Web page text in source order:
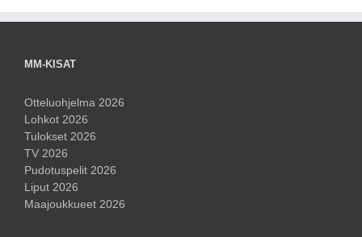
MM-KISAT
Otteluohjelma 2026
Lohkot 2026
Tulokset 2026
TV 2026
Pudotuspelit 2026
Liput 2026
Maajoukkueet 2026